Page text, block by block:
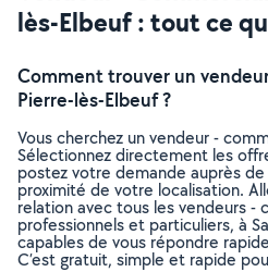
lès-Elbeuf : tout ce
Comment trouver un
Pierre-lès-Elbeuf ?
Vous cherchez un vendeur -
Sélectionnez directement les
postez votre demande auprès
proximité de votre localisation.
relation avec tous les vendeurs -
professionnels et particuliers, à
capables de vous répondre
C’est gratuit, simple et rapide